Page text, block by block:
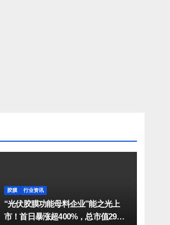
胶膜 行业资讯
“光伏胶膜功能母料企业”能之光上
市！首日暴涨超400%，总市值29亿